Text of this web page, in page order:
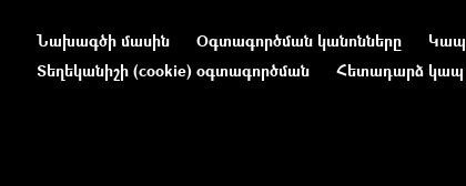
Նախագծի մասին Օգտագործման կանոնները Կապ
Տեղեկանիշի (cookie) օգտագործման
Հետադարձ կապ